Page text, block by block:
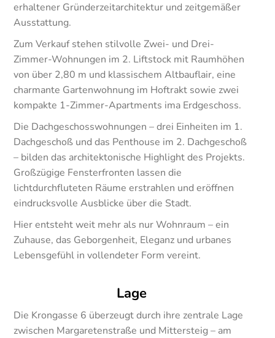
erhaltener Gründerzeitarchitektur und zeitgemäßer
Ausstattung.
Zum Verkauf stehen stilvolle Zwei- und Drei-
Zimmer-Wohnungen im 2. Liftstock mit Raumhöhen
von über 2,80 m und klassischem Altbauflair, eine
charmante Gartenwohnung im Hoftrakt sowie zwei
kompakte 1-Zimmer-Apartments ima Erdgeschoss.
Die Dachgeschosswohnungen – drei Einheiten im 1.
Dachgeschoß und das Penthouse im 2. Dachgeschoß
– bilden das architektonische Highlight des Projekts.
Großzügige Fensterfronten lassen die
lichtdurchfluteten Räume erstrahlen und eröffnen
eindrucksvolle Ausblicke über die Stadt.
Hier entsteht weit mehr als nur Wohnraum – ein
Zuhause, das Geborgenheit, Eleganz und urbanes
Lebensgefühl in vollendeter Form vereint.
Lage
Die Krongasse 6 überzeugt durch ihre zentrale Lage
zwischen Margaretenstraße und Mittersteig – am